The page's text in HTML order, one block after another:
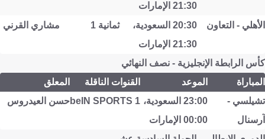
21:30 الإمارات
الأهلي - التعاون
20:30 السعودية،
21:30 الإمارات
ثمانية 1 مشاري القرني
كأس الرابطة الإنجليزية - نصف النهائي
المباراة
الموعد القنوات الناقلة
المعلق
تشيلسي -
آرسنال
23:00 السعودية،
00:00 الإمارات
beIN SPORTS 1حسن العيدروس